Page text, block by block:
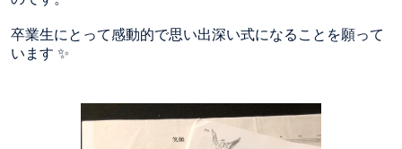
卒業生にとって感動的で思い出深い式になることを願って
います ✨